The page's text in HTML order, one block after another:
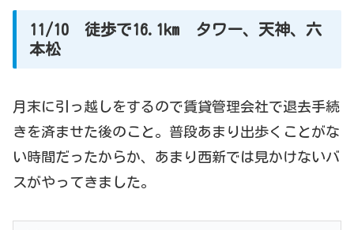
11/10 徒歩で16.1km タワー、天神、六
本松
月末に引っ越しをするので賃貸管理会社で退去手続
きを済ませた後のこと。普段あまり出歩くことがな
い時間だったからか、あまり西新では見かけないバ
スがやってきました。